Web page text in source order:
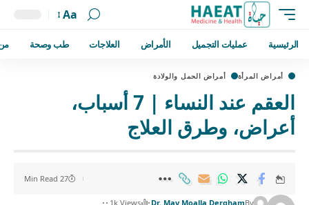
Aa
الرئيسية عمليات التجميل الأمراض العلاجات طب وصحة
أمراض المرأة أمراض الحمل والولادة
العقم عند النساء | 7 أسباب،
أعراض، وطرق العلاج
By
Dr. May Moalla Dergham
1k Views
27 Min Read